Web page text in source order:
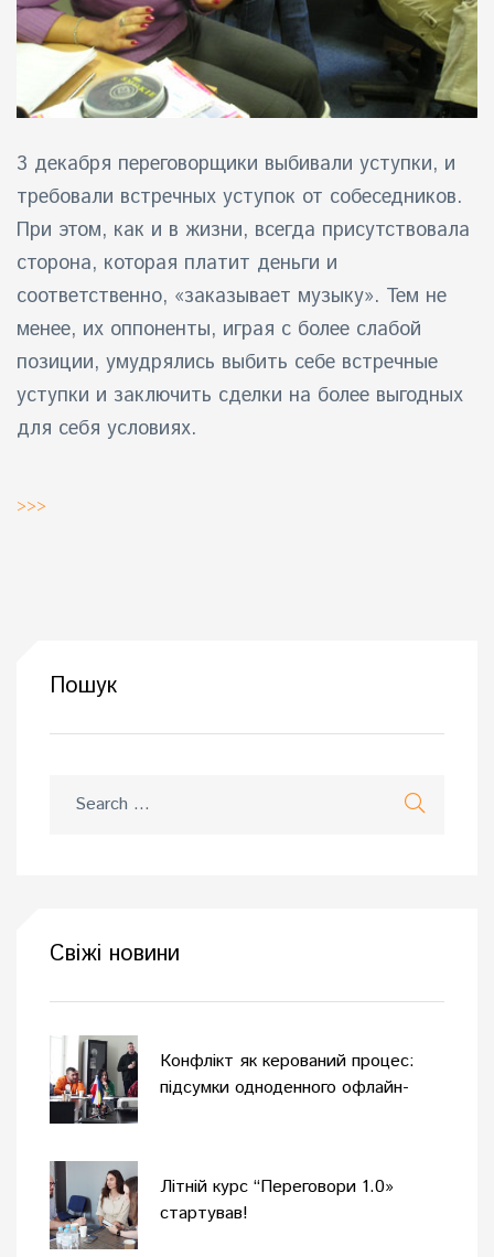
3 декабря переговорщики выбивали уступки, и
требовали встречных уступок от собеседников.
При этом, как и в жизни, всегда присутствовала
сторона, которая платит деньги и
соответственно, «заказывает музыку». Тем не
менее, их оппоненты, играя с более слабой
позиции, умудрялись выбить себе встречные
уступки и заключить сделки на более выгодных
для себя условиях.
>>>
Пошук
Свіжі новини
Конфлікт як керований процес:
підсумки одноденного офлайн-
Літній курс “Переговори 1.0»
стартував!